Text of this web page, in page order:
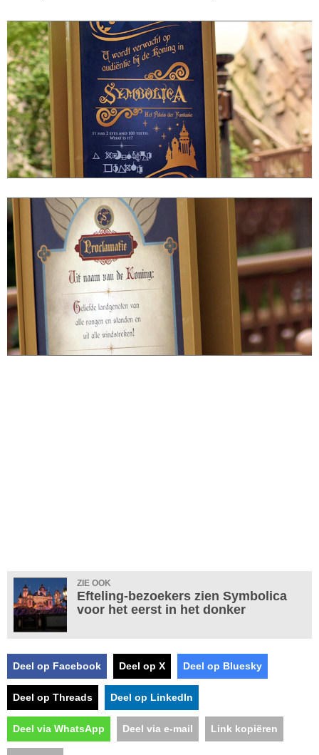
ZIE OOK
Efteling-bezoekers zien Symbolica
voor het eerst in het donker
Deel op Facebook Deel op X Deel op Bluesky
Deel op Threads Deel op LinkedIn
Deel via WhatsApp Deel via e-mail Link kopiëren